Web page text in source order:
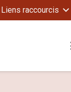
Liens raccourcis